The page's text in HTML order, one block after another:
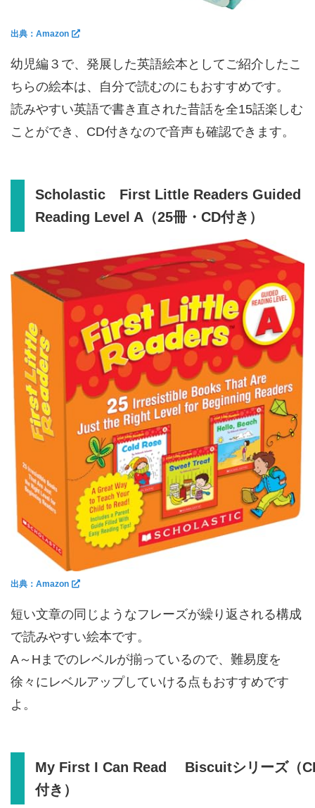
出典：Amazon
幼児編３で、発展した英語絵本としてご紹介したこ
ちらの絵本は、自分で読むのにもおすすめです。
読みやすい英語で書き直された昔話を全15話楽しむ
ことができ、CD付きなので音声も確認できます。
Scholastic First Little Readers Guided
Reading Level A（25冊・CD付き）
出典：Amazon
短い文章の同じようなフレーズが繰り返される構成
で読みやすい絵本です。
A～Hまでのレベルが揃っているので、難易度を
徐々にレベルアップしていける点もおすすめです
よ。
My First I Can Read Biscuitシリーズ（
付き）